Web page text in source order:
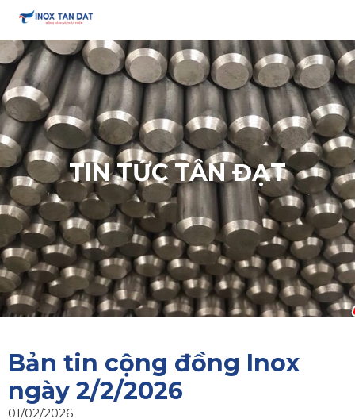
TIN TỨC TÂN ĐẠT
Bản tin cộng đồng Inox
ngày 2/2/2026
01/02/2026